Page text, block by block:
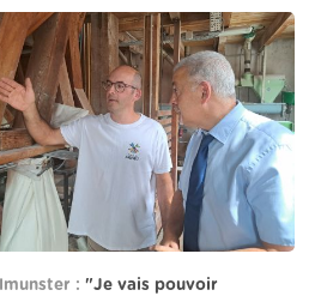
: "Je vais pouvoir